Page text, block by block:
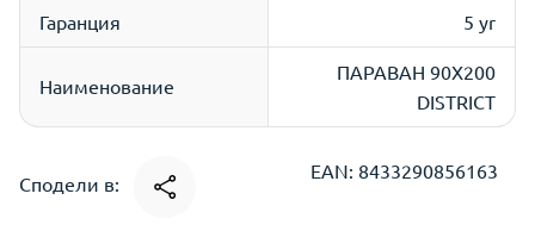
Гаранция 5 yr
Наименование
ПАРАВАН 90X200
DISTRICT
Сподели в:
EAN: 8433290856163